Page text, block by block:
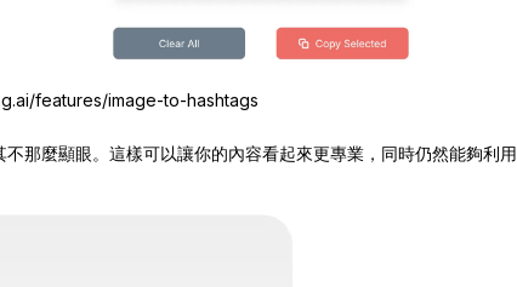
features/image-to-hashtags
那麼顯眼。這樣可以讓你的內容看起來更專業，同時仍然能夠利用